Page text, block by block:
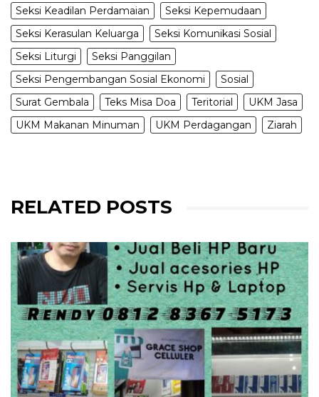
Seksi Keadilan Perdamaian
Seksi Kepemudaan
Seksi Kerasulan Keluarga
Seksi Komunikasi Sosial
Seksi Liturgi
Seksi Panggilan
Seksi Pengembangan Sosial Ekonomi
Sosial
Surat Gembala
Teks Misa Doa Teritorial
UKM Jasa
UKM Makanan Minuman
UKM Perdagangan Ziarah
RELATED POSTS